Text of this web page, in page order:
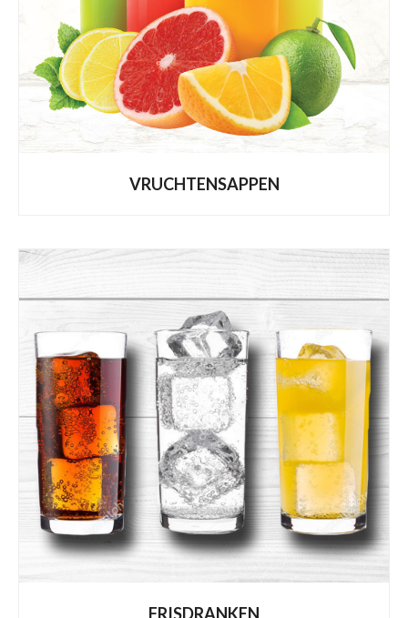
VRUCHTENSAPPEN
FRISDRANKEN